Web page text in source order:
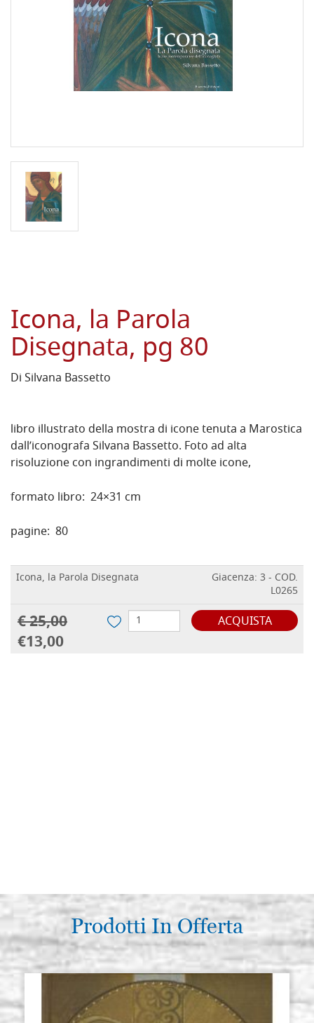
Icona, la Parola
Disegnata, pg 80
Di Silvana Bassetto
libro illustrato della mostra di icone tenuta a Marostica
dall’iconografa Silvana Bassetto. Foto ad alta
risoluzione con ingrandimenti di molte icone,
formato libro: 24×31 cm
pagine: 80
Icona, la Parola Disegnata
Giacenza: 3 - COD.
L0265
€ 25,00
€13,00
ACQUISTA
Prodotti In Offerta